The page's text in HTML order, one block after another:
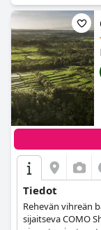
Tiedot
Rehevän vihreän
sijaitseva COMO